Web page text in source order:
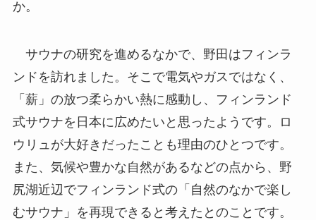
か。
サウナの研究を進めるなかで、野田はフィンラ
ンドを訪れました。そこで電気やガスではなく、
「薪」の放つ柔らかい熱に感動し、フィンランド
式サウナを日本に広めたいと思ったようです。ロ
ウリュが大好きだったことも理由のひとつです。
また、気候や豊かな自然があるなどの点から、野
尻湖近辺でフィンランド式の「自然のなかで楽し
むサウナ」を再現できると考えたとのことです。